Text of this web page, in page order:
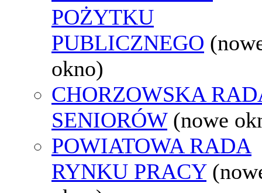
POŻYTKU
PUBLICZNEGO
okno)
CHORZOWSKA
SENIORÓW (nowe
POWIATOWA RADA
RYNKU PRACY